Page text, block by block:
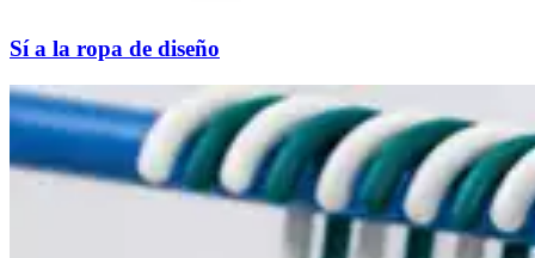
Sí a la ropa de diseño